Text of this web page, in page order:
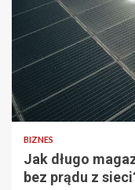
BIZNES
Jak długo
bez prądu z